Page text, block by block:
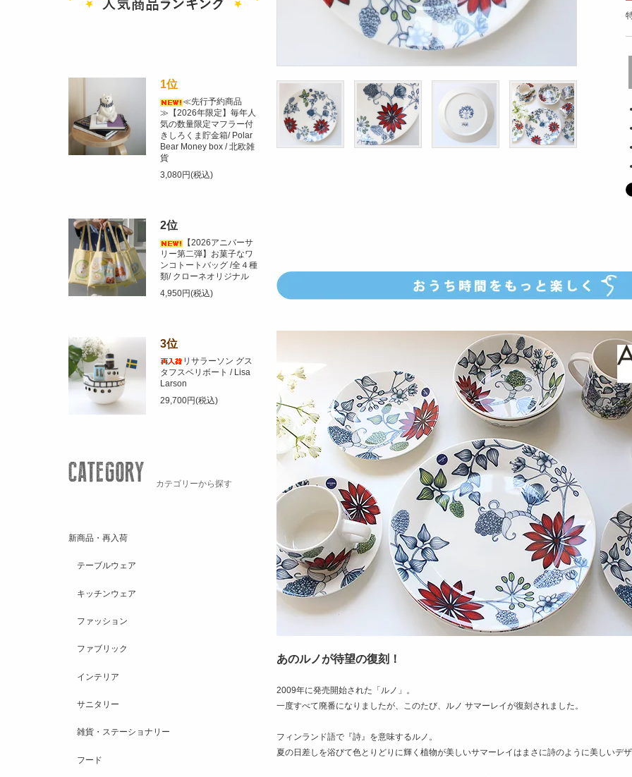
あのルノが待望の復刻！
2009年に発売開始された「ルノ」。
一度すべて廃番になりましたが、このたび、ルノ サマーレイが復刻されました。
フィンランド語で『詩』を意味するルノ。
夏の日差しを浴びて色とりどりに輝く植物が美しいサマーレイはまさに詩のように美しいデ
1位
≪先行予約商品
≫【2026年限定】毎年人
気の数量限定マフラー付
きしろくま貯金箱/ Polar
Bear Money box / 北欧雑
貨
3,080円(税込)
2位
【2026アニバーサ
リー第二弾】お菓子なワ
ンコトートバッグ /全４種
類/ クローネオリジナル
4,950円(税込)
3位
リサラーソン グス
タフスベリボート / Lisa
Larson
29,700円(税込)
カテゴリーから探す
新商品・再入荷
テーブルウェア
キッチンウェア
ファッション
ファブリック
インテリア
サニタリー
雑貨・ステーショナリー
フード